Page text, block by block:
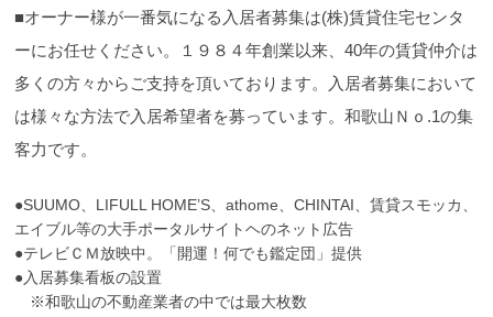
■オーナー様が一番気になる入居者募集は(株)賃貸住宅センタ
ーにお任せください。１９８４年創業以来、40年の賃貸仲介は
多くの方々からご支持を頂いております。入居者募集において
は様々な方法で入居希望者を募っています。和歌山Ｎｏ.1の集
客力です。
●SUUMO、LIFULL HOME’S、athome、CHINTAI、賃貸スモッカ、
エイブル等の大手ポータルサイトヘのネット広告
●テレビＣＭ放映中。「開運！何でも鑑定団」提供
●入居募集看板の設置
※和歌山の不動産業者の中では最大枚数